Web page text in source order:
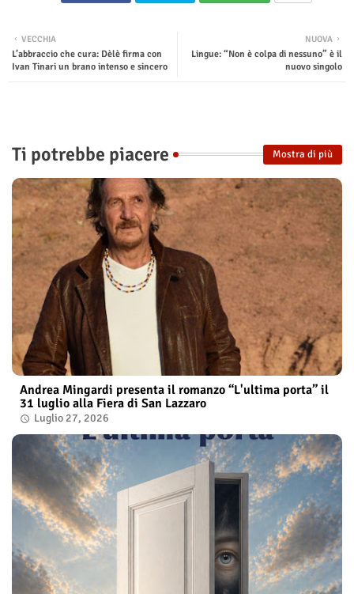
NUOVA
Lingue: “Non è colpa di nessuno” è il
nuovo singolo
VECCHIA
L’abbraccio che cura: Dèlè firma con
Ivan Tinari un brano intenso e sincero
Ti potrebbe piacere Mostra di più
Andrea Mingardi presenta il romanzo “L'ultima porta” il
31 luglio alla Fiera di San Lazzaro
Luglio 27, 2026